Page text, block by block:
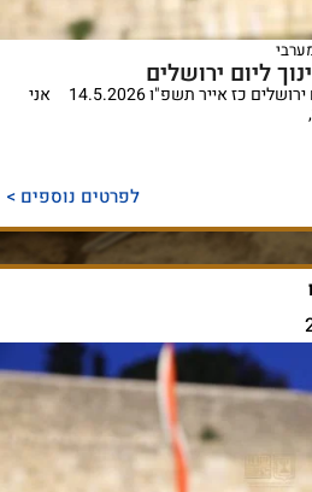
ליום ירושלים
דברים לטקס משרד החינוך ליום ירושלים כז אייר תשפ"ו 14.5.2026 אני
לפרטים נוספים >